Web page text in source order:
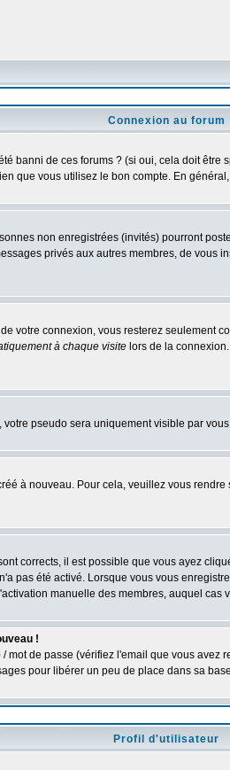
Connexion au forum
banni de ces forums ? (si oui, cela doit
que vous utilisez le bon compte. En
non enregistrées (invités) pourront
privés aux autres membres, de
de votre connexion, vous resterez seulement
à chaque visite lors de la
, votre pseudo sera uniquement visible par
à nouveau. Pour cela, veuillez vous
corrects, il est possible que vous ayez
pas été activé. Lorsque vous vous
manuelle des membres, auquel
!
mot de passe (vérifiez l'email que vous
pour libérer un peu de place dans sa
Profil d'utilisateur